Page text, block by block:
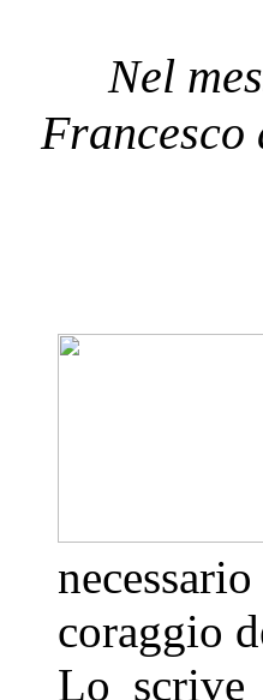
Nel
Francesco
coraggio
Lo scrive